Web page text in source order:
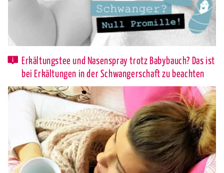
Erkältungstee und Nasenspray trotz Babybauch? Das ist
bei Erkältungen in der Schwangerschaft zu beachten